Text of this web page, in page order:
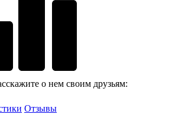
о нем своим друзьям:
Отзывы